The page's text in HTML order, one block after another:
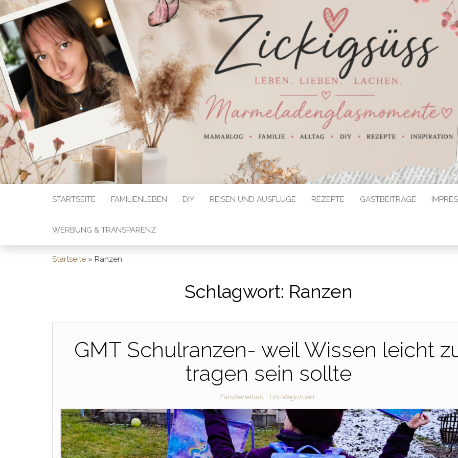
STARTSEITE FAMILIENLEBEN DIY REISEN UND AUSFLÜGE REZEPTE GASTBEITRÄGE
WERBUNG & TRANSPARENZ
Startseite » Ranzen
Schlagwort: Ranzen
GMT Schulranzen- weil Wissen leicht
tragen sein sollte
Familienleben Uncategorized